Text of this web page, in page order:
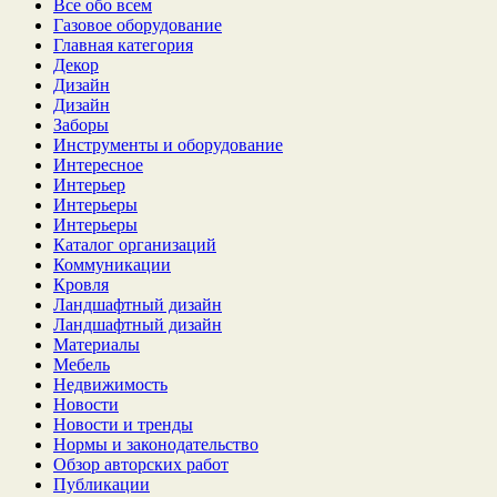
Все обо всем
Газовое оборудование
Главная категория
Декор
Дизайн
Дизайн
Заборы
Инструменты и оборудование
Интересное
Интерьер
Интерьеры
Интерьеры
Каталог организаций
Коммуникации
Кровля
Ландшафтный дизайн
Ландшафтный дизайн
Материалы
Мебель
Недвижимость
Новости
Новости и тренды
Нормы и законодательство
Обзор авторских работ
Публикации